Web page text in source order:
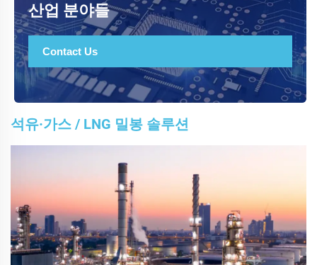
산업 분야들
Contact Us
석유·가스 / LNG 밀봉 솔루션